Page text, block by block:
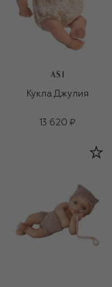
ASI
Кукла Джулия
13 620 ₽